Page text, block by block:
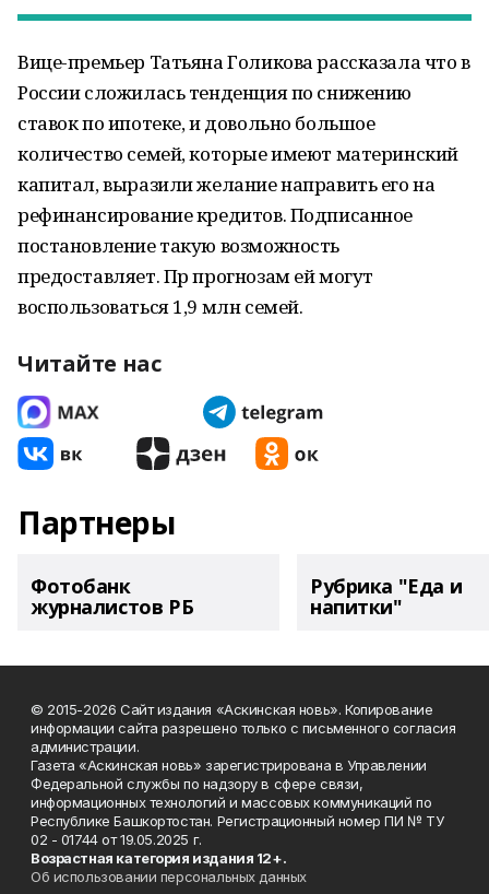
Вице-премьер Татьяна Голикова рассказала что в
России сложилась тенденция по снижению
ставок по ипотеке, и довольно большое
количество семей, которые имеют материнский
капитал, выразили желание направить его на
рефинансирование кредитов. Подписанное
постановление такую возможность
предоставляет. Пр прогнозам ей могут
воспользоваться 1,9 млн семей.
Читайте нас
Партнеры
Фотобанк
журналистов РБ
Рубрика "Еда и
напитки"
© 2015-2026 Сайт издания «Аскинская новь». Копирование
информации сайта разрешено только с письменного согласия
администрации.
Газета «Аскинская новь» зарегистрирована в Управлении
Федеральной службы по надзору в сфере связи,
информационных технологий и массовых коммуникаций по
Республике Башкортостан. Регистрационный номер ПИ № ТУ
02 - 01744 от 19.05.2025 г.
Возрастная категория издания 12+.
Об использовании персональных данных